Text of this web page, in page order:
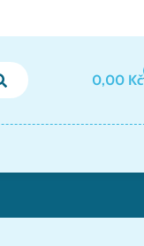
0,00 Kč